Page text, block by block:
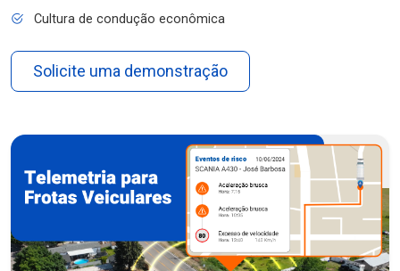
Cultura de condução econômica
Solicite uma demonstração